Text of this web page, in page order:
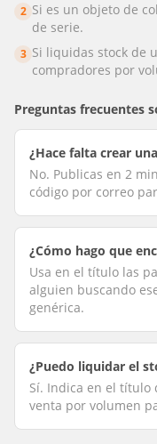
2 Si es un objeto de
de serie.
3 Si liquidas stock de
compradores por
Preguntas frecuentes
¿Hace falta crear
No. Publicas en 2
código por correo
¿Cómo hago que
Usa en el título las
alguien buscando
genérica.
¿Puedo liquidar el
Sí. Indica en el
venta por volumen